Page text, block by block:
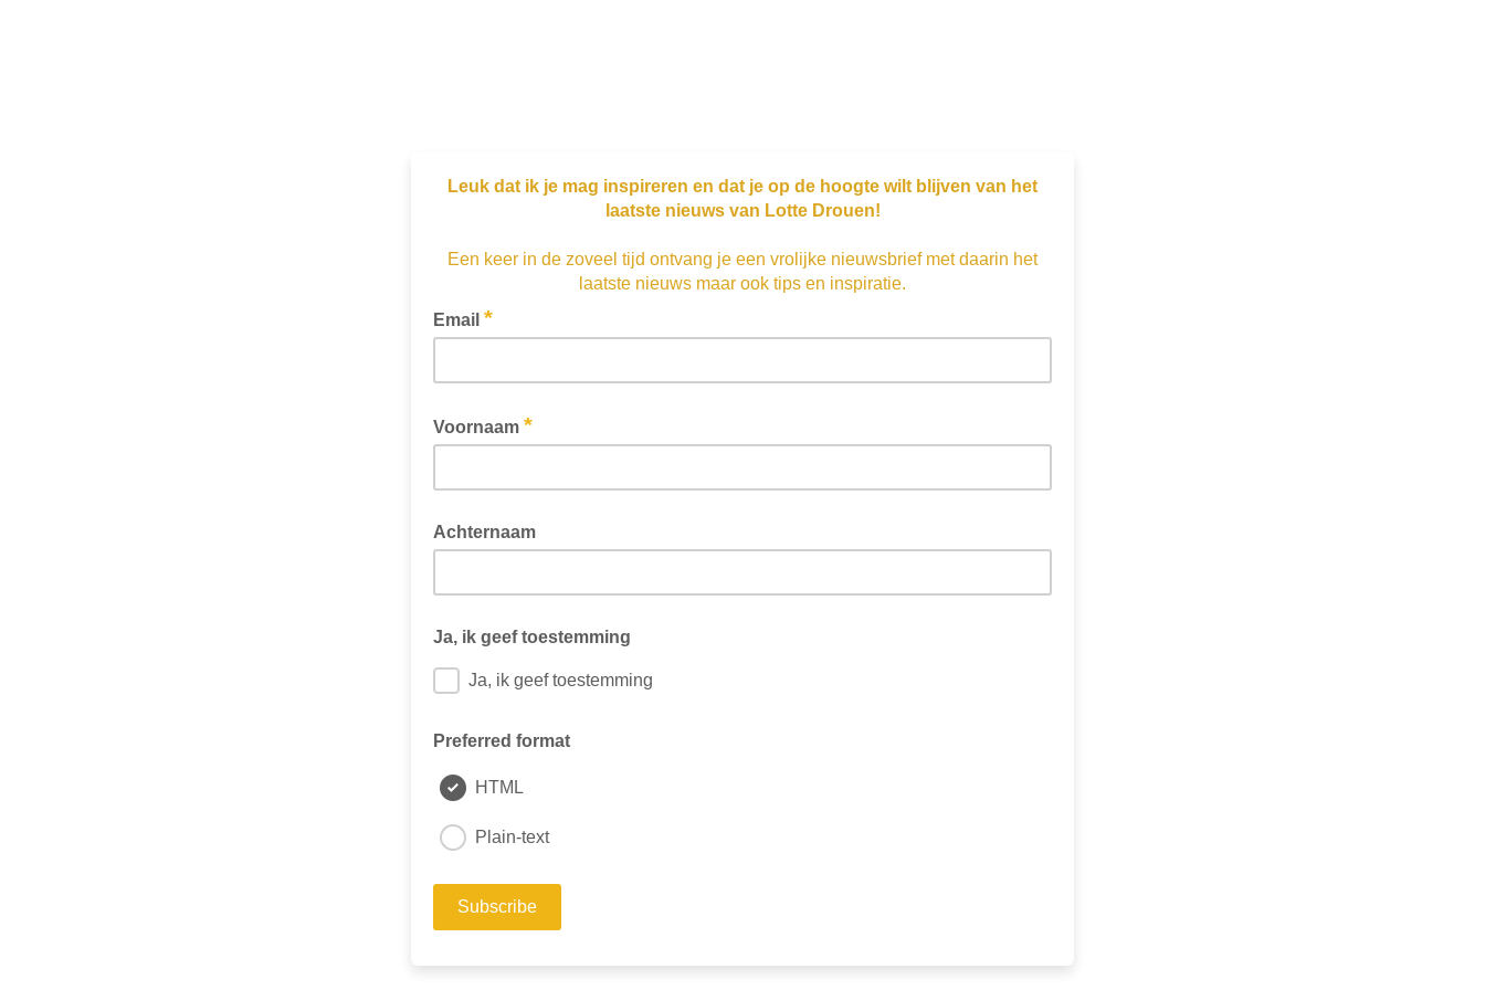
Leuk dat ik je mag inspireren en dat je op de hoogte wilt blijven van het
laatste nieuws van Lotte Drouen!
Een keer in de zoveel tijd ontvang je een vrolijke nieuwsbrief met daarin het
laatste nieuws maar ook tips en inspiratie.
Email *
Voornaam *
Achternaam
Ja, ik geef toestemming
Ja, ik geef toestemming
Preferred format
HTML
Plain-text